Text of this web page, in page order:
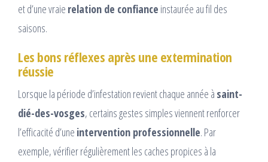
et d’une vraie relation de confiance instaurée au fil des
saisons.
Les bons réflexes après une extermination
réussie
Lorsque la période d’infestation revient chaque année à saint-
dié-des-vosges, certains gestes simples viennent renforcer
l’efficacité d’une intervention professionnelle. Par
exemple, vérifier régulièrement les caches propices à la